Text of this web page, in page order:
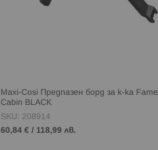
Maxi-Cosi Предпазен борд за к-ка Fame
Cabin BLACK
SKU: 208914
60,84 € / 118,99 лв.